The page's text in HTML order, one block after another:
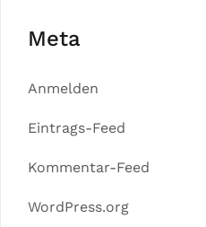
Meta
Anmelden
Eintrags-Feed
Kommentar-Feed
WordPress.org